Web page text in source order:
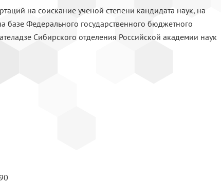
на соискание ученой степени кандидата наук, на
базе Федерального государственного бюджетного
Сибирского отделения Российской академии наук